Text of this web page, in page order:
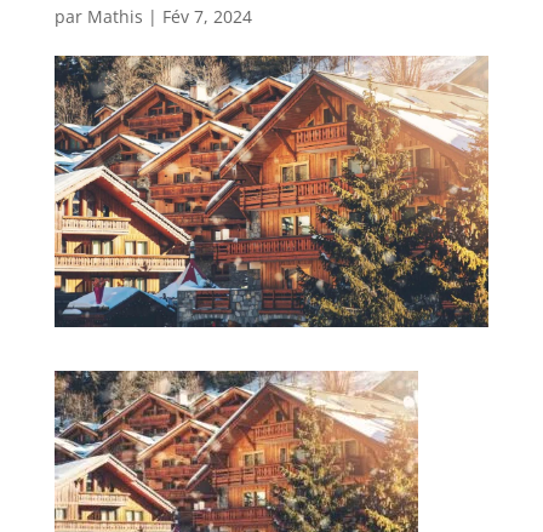
par Mathis | Fév 7, 2024